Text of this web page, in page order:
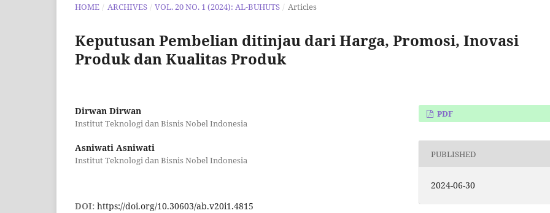
HOME / ARCHIVES / VOL. 20 NO. 1 (2024): AL-BUHUTS / Articles
Keputusan Pembelian ditinjau dari Harga, Promosi, Inovasi
Produk dan Kualitas Produk
Dirwan Dirwan
Institut Teknologi dan Bisnis Nobel Indonesia
Asniwati Asniwati
Institut Teknologi dan Bisnis Nobel Indonesia
DOI: https://doi.org/10.30603/ab.v20i1.4815
PDF
PUBLISHED
2024-06-30